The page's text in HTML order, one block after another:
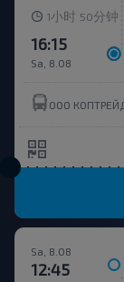
1 小时 50 分钟
Sa, 8.08
16:15
Sa, 8.08
12:45